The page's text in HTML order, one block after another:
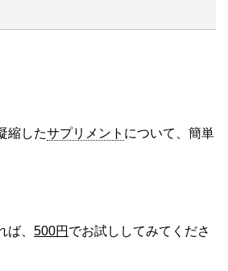
縮したサプリメント について、簡単
、 500円 でお試ししてみてくださ